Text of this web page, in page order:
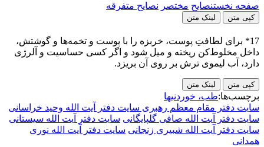
صفحه نخستنصایح مختصر نصایح متفرقه
کپی متن لینک متن
17* برای لطافتِ پوست، خربزه را با پوست و تخمه‌ها و گوشتش،
داخل مخلوط‌کن ریخته و میل شود و اگر کسی حساسیت و آلرژی
دارد، آب لیموی ترش بر روی آن بریزد.
کپی متن لینک متن
برچسب‌ها:طب، خوردنیها
سایت دفتر مقام معظم رهبری سایت دفتر آیت الله وحید خراسانی
سایت دفتر آیت الله صافی گلپایگانی سایت دفتر آیت الله سیستانی
سایت دفتر آیت الله شبیری زنجانی سایت دفتر آیت الله نوری
همدانی